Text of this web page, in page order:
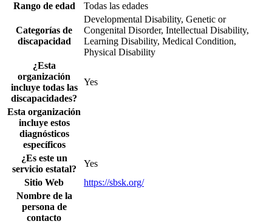
Rango de edad
Todas las edades
Categorías de
discapacidad
Developmental Disability, Genetic or
Congenital Disorder, Intellectual Disability,
Learning Disability, Medical Condition,
Physical Disability
¿Esta
organización
incluye todas las
discapacidades?
Yes
Esta organización
incluye estos
diagnósticos
específicos
¿Es este un
servicio estatal?
Yes
Sitio Web
https://sbsk.org/
Nombre de la
persona de
contacto